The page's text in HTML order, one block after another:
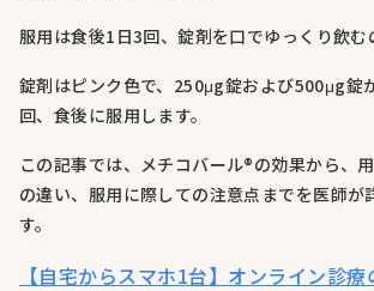
服用は食後1日3回、錠剤を口でゆっくり飲む
錠剤はピンク色で、250μg錠および500μg錠
回、食後に服用します。
この記事では、メチコバール®の効果から、
の違い、服用に際しての注意点までを医師が
す。
【自宅からスマホ1台】オンライン診